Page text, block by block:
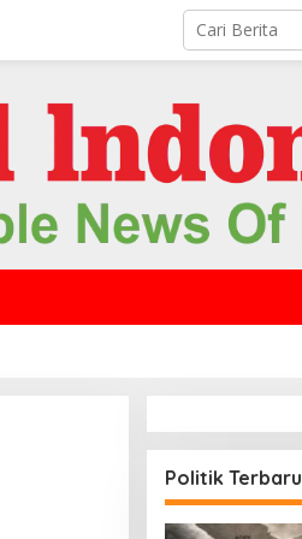
Politik Terbaru